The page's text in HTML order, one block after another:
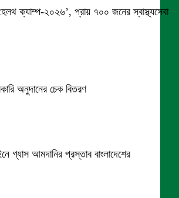
ক্যাম্প-২০২৬’, প্রায় ৭০০ জনের স্বাস্থ্যসেবা
অনুদানের চেক বিতরণ
গ্যাস আমদানির প্রস্তাব বাংলাদেশের